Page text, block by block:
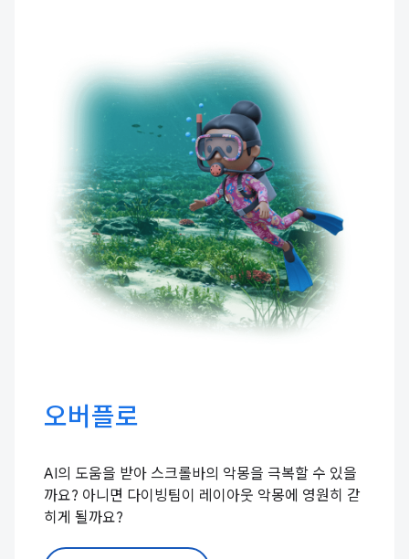
오버플로
AI의 도움을 받아 스크롤바의 악몽을 극복할 수 있을
까요? 아니면 다이빙팀이 레이아웃 악몽에 영원히 갇
히게 될까요?